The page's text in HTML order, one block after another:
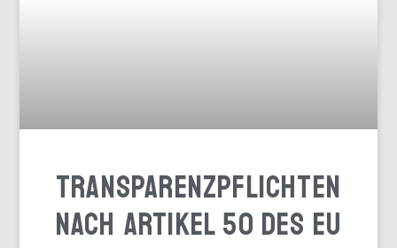
Transparenzpflichten
nach Artikel 50 des EU